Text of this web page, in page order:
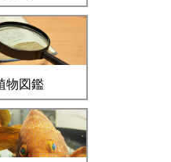
物図鑑